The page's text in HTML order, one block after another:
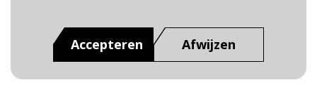
Accepteren Afwijzen